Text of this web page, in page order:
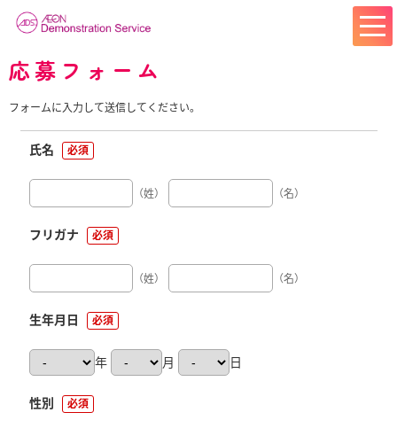
応募フォーム
フォームに入力して送信してください。
氏名 必須
（姓） （名）
フリガナ 必須
（姓） （名）
生年月日 必須
年 月 日
性別 必須